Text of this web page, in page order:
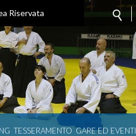
Riservata
TESSERAMENTO GARE ED EVENTI